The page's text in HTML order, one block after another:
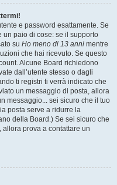
e password esattamente. Se
un paio di cose: se il supporto
su Ho meno di 13 anni mentre
che hai ricevuto. Se questo
Alcune Board richiedono
dall’utente stesso o dagli
ti registri ti verrà indicato che
un messaggio di posta, allora
messaggio... sei sicuro che il tuo
posta serve a ridurre la
della Board.) Se sei sicuro che
allora prova a contattare un